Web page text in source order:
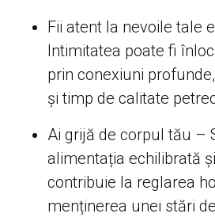
Fii atent la nevoile tale
Intimitatea poate fi
prin conexiuni
și timp de calitate
Ai grijă de corpul tău –
alimentația echilibrată
contribuie la reglarea
menținerea unei stări